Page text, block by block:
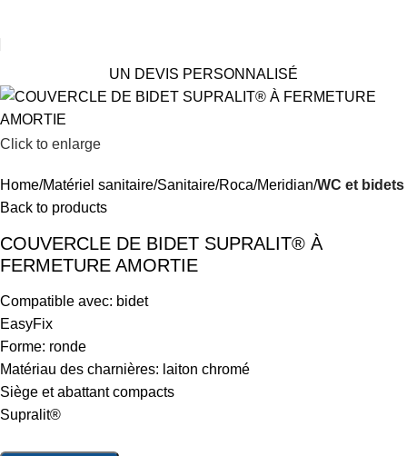
UN DEVIS PERSONNALISÉ
Click to enlarge
Home Matériel sanitaire Sanitaire Roca Meridian WC et bidets
Back to products
COUVERCLE DE BIDET SUPRALIT® À
FERMETURE AMORTIE
Compatible avec: bidet
EasyFix
Forme: ronde
Matériau des charnières: laiton chromé
Siège et abattant compacts
Supralit®